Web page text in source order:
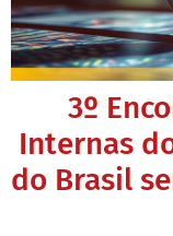
3º
Internas
do Brasil